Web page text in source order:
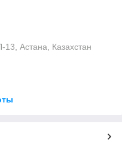
Астана, Казахстан